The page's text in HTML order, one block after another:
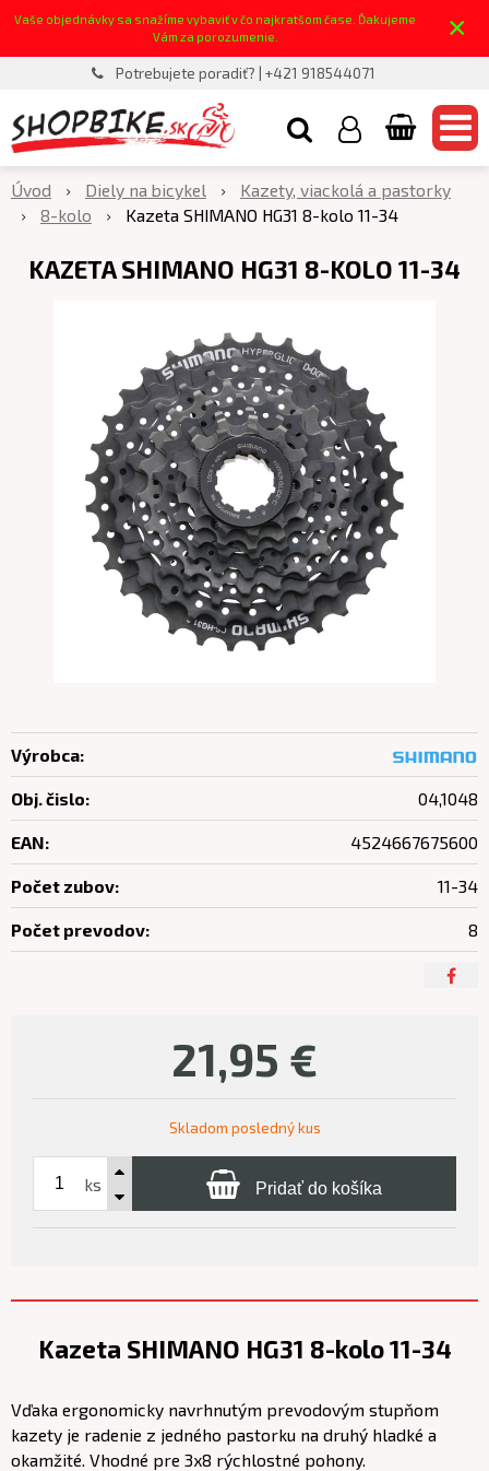
Vaše objednávky sa snažíme vybaviť v čo najkratšom čase. Ďakujeme
Vám za porozumenie.
×
Potrebujete poradiť? | +421 918544071
Úvod Diely na bicykel
Kazety, viackolá a pastorky
8-kolo
Kazeta SHIMANO HG31 8-kolo 11-34
KAZETA SHIMANO HG31 8-KOLO 11-34
21,95 €
Skladom posledný kus
ks Pridať do košíka
Výrobca:
Obj. čislo: 04,1048
EAN: 4524667675600
Počet zubov: 11-34
Počet prevodov: 8
Kazeta SHIMANO HG31 8-kolo 11-34
Vďaka ergonomicky navrhnutým prevodovým stupňom
kazety je radenie z jedného pastorku na druhý hladké a
okamžité. Vhodné pre 3x8 rýchlostné pohony.